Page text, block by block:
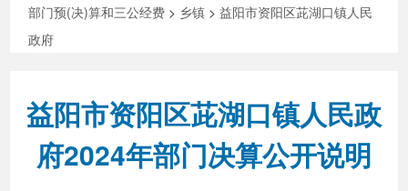
新闻中心 解读回应
互动交流
部门预(决)算和三公经费 > 乡镇 >益阳市资阳区茈湖口镇人民
政府
益阳市资阳区茈湖口镇人民政
府2024年部门决算公开说明